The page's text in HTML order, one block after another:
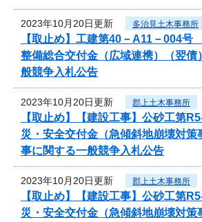
2023年10月20日更新 多治見土木事務所
【取止め】工建第40－A11－004
整備総合交付金（広域連携）（翌債
般競争入札公告
2023年10月20日更新 郡上土木事務所
【取止め】【建設工事】公砂工第
災・安全交付金（急傾斜地崩壊対策
事に関する一般競争入札公告
2023年10月20日更新 郡上土木事務所
【取止め】【建設工事】公砂工第
災・安全交付金（急傾斜地崩壊対策